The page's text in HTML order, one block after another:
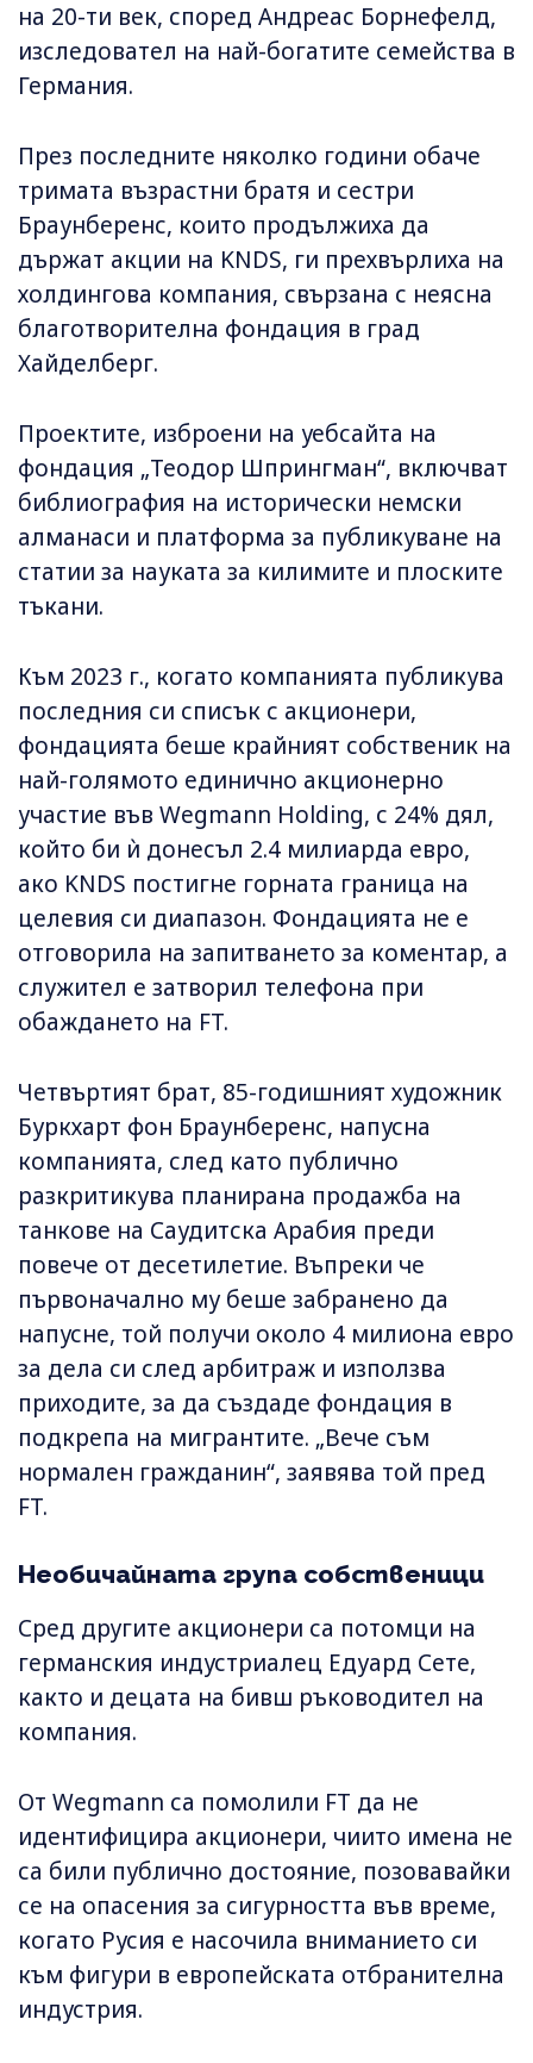
на 20-ти век, според Андреас Борнефелд,
изследовател на най-богатите семейства в
Германия.
През последните няколко години обаче
тримата възрастни братя и сестри
Браунберенс, които продължиха да
държат акции на KNDS, ги прехвърлиха на
холдингова компания, свързана с неясна
благотворителна фондация в град
Хайделберг.
Проектите, изброени на уебсайта на
фондация „Теодор Шпрингман“, включват
библиография на исторически немски
алманаси и платформа за публикуване на
статии за науката за килимите и плоските
тъкани.
Към 2023 г., когато компанията публикува
последния си списък с акционери,
фондацията беше крайният собственик на
най-голямото единично акционерно
участие във Wegmann Holding, с 24% дял,
който би ѝ донесъл 2.4 милиарда евро,
ако KNDS постигне горната граница на
целевия си диапазон. Фондацията не е
отговорила на запитването за коментар, а
служител е затворил телефона при
обаждането на FT.
Четвъртият брат, 85-годишният художник
Буркхарт фон Браунберенс, напусна
компанията, след като публично
разкритикува планирана продажба на
танкове на Саудитска Арабия преди
повече от десетилетие. Въпреки че
първоначално му беше забранено да
напусне, той получи около 4 милиона евро
за дела си след арбитраж и използва
приходите, за да създаде фондация в
подкрепа на мигрантите. „Вече съм
нормален гражданин“, заявява той пред
FT.
Необичайната група собственици
Сред другите акционери са потомци на
германския индустриалец Едуард Сете,
както и децата на бивш ръководител на
компания.
От Wegmann са помолили FT да не
идентифицира акционери, чиито имена не
са били публично достояние, позовавайки
се на опасения за сигурността във време,
когато Русия е насочила вниманието си
към фигури в европейската отбранителна
индустрия.